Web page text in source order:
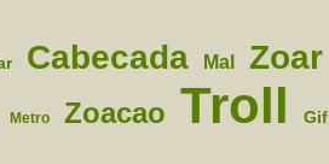
Cabecada Mal Zoar
Metro Zoacao Troll Gif